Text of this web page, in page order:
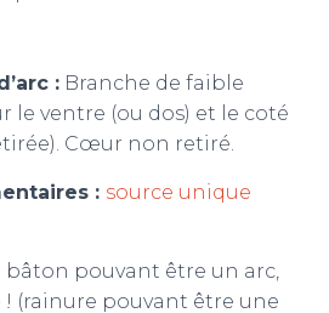
: Branche de faible
le ventre (ou dos) et le coté
Cœur non retiré.
: source unique
bâton pouvant être un arc,
! (rainure pouvant être une